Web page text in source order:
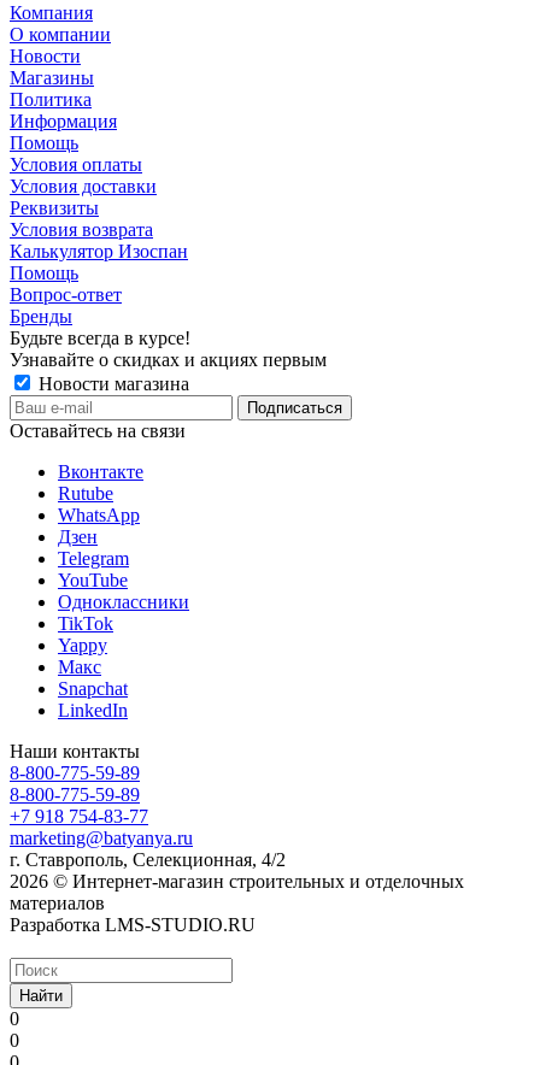
Компания
О компании
Новости
Магазины
Политика
Информация
Помощь
Условия оплаты
Условия доставки
Реквизиты
Условия возврата
Калькулятор Изоспан
Помощь
Вопрос-ответ
Бренды
Будьте всегда в курсе!
Узнавайте о скидках и акциях первым
Новости магазина
Оставайтесь на связи
Вконтакте
Rutube
WhatsApp
Дзен
Telegram
YouTube
Одноклассники
TikTok
Yappy
Макс
Snapchat
LinkedIn
Наши контакты
8-800-775-59-89
8-800-775-59-89
+7 918 754-83-77
marketing@batyanya.ru
г. Ставрополь, Селекционная, 4/2
2026 © Интернет-магазин строительных и отделочных
материалов
Разработка LMS-STUDIO.RU
Найти
0
0